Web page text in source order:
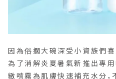
因為俗擱大碗深受小資族們
為了消解炎夏暑氣新推出專
緻噴霧為肌膚快速補充水分，